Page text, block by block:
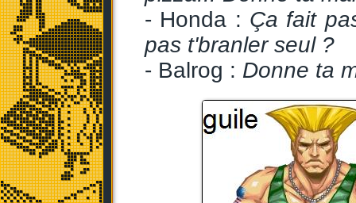
- Honda : Ça fait
pas t'branler seul ?
- Balrog : Donne ta